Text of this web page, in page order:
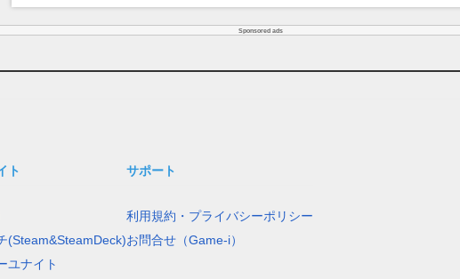
Sponsored ads
ト
(Steam&SteamDeck)
ユナイト
サポート
利用規約・プライバシーポリシー
お問合せ（Game-i）